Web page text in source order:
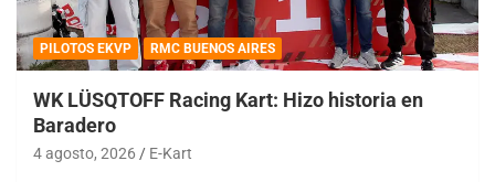
PILOTOS EKVP RMC BUENOS AIRES
WK LÜSQTOFF Racing Kart: Hizo historia en
Baradero
4 agosto, 2026 E-Kart